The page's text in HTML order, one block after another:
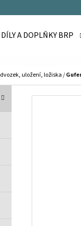
A DOPLŇKY BRP
uložení, ložiska/